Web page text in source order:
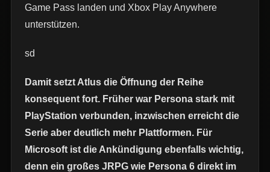
Game Pass landen und Xbox Play Anywhere
unterstützen.
sd
Damit setzt Atlus die Öffnung der Reihe
konsequent fort. Früher war Persona stark mit
PlayStation verbunden, inzwischen erreicht die
Serie aber deutlich mehr Plattformen. Für
Microsoft ist die Ankündigung ebenfalls wichtig,
denn ein großes JRPG wie Persona 6 direkt im